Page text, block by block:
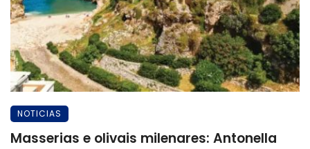
NOTICIAS
Masserias e olivais milenares: Antonella